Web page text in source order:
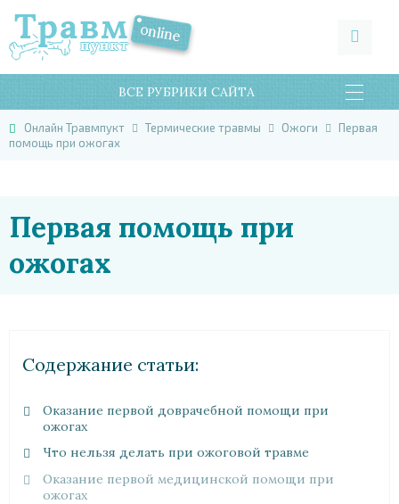
ВСЕ РУБРИКИ САЙТА
Онлайн Травмпукт Термические травмы Ожоги
Первая
помощь при ожогах
Первая помощь при
ожогах
Cодержание статьи:
Оказание первой доврачебной помощи при
ожогах
Что нельзя делать при ожоговой травме
Оказание первой медицинской помощи при
ожогах